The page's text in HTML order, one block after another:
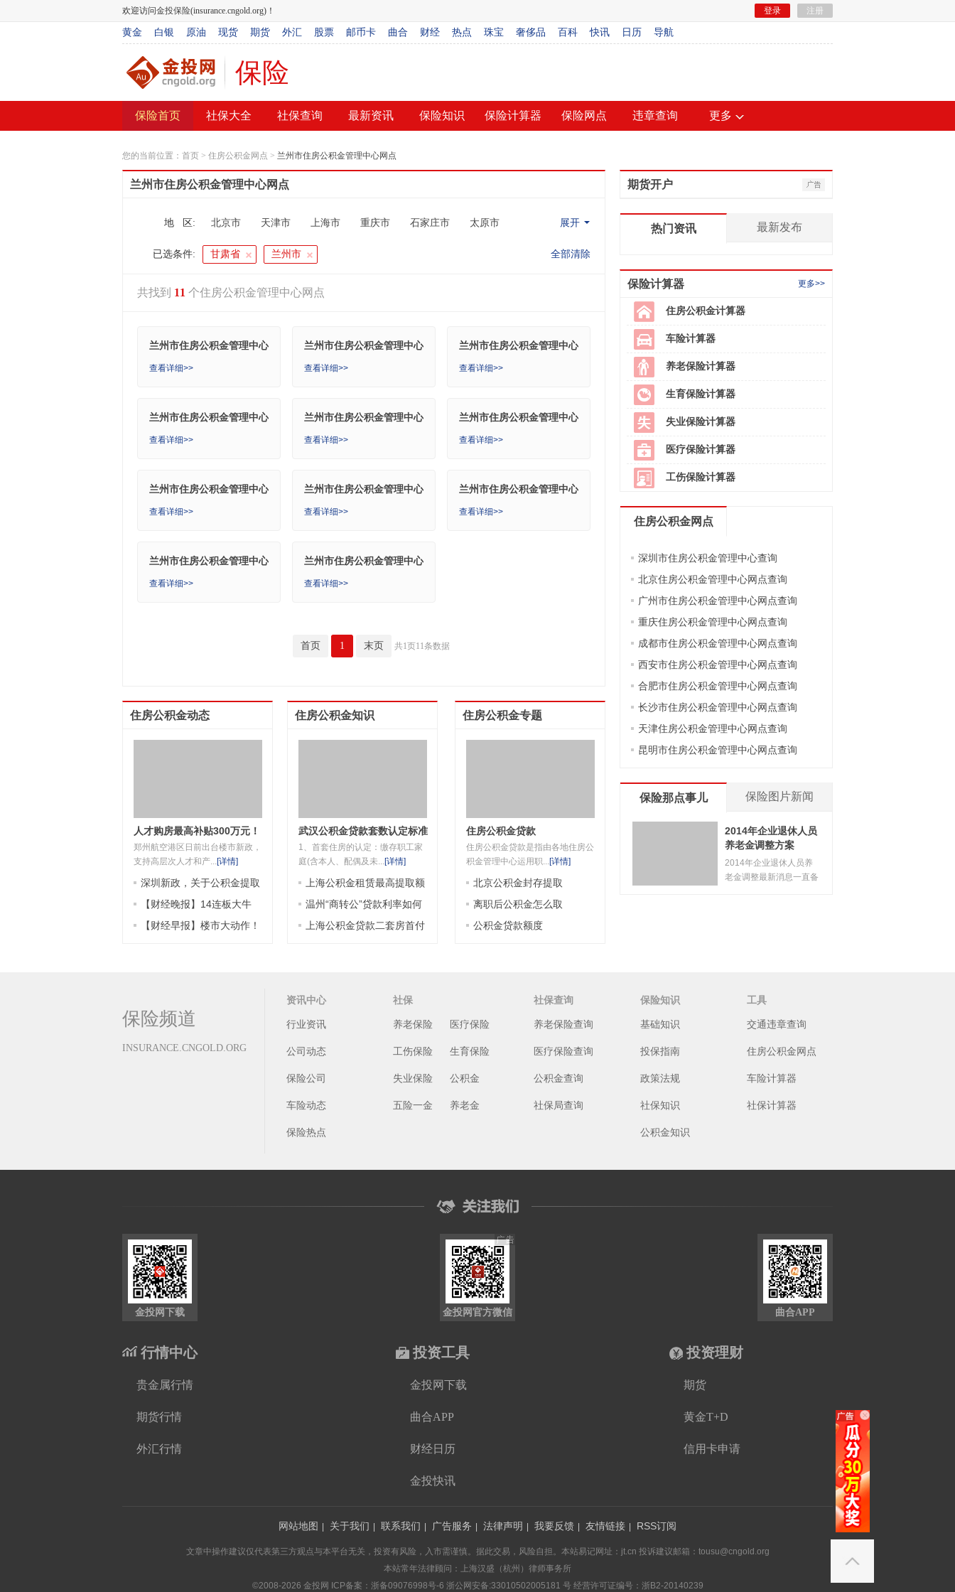
欢迎访问金投保险(insurance.cngold.org)！ 注册
登录
黄金 白银 原油 现货 期货 外汇 股票 邮币卡 曲合 财经 热点 珠宝 奢侈品 百科 快讯 日历 导航
保险
保险首页 社保大全 社保查询 最新资讯 保险知识 保险计算器 保险网点 违章查询 更多
您的当前位置： 首页 > 住房公积金网点 > 兰州市住房公积金管理中心网点
兰州市住房公积金管理中心网点
地 区: 展开
北京市 天津市 上海市 重庆市 石家庄市 太原市
呼和浩特市
已选条件: 甘肃省 兰州市 全部清除
共找到 11 个住房公积金管理中心网点
兰州市住房公积金管理中心
红古管理部
查看详细>>
兰州市住房公积金管理中心
榆中管理部
查看详细>>
兰州市住房公积金管理中心
皋兰管理部
查看详细>>
兰州市住房公积金管理中心
永登管理部
查看详细>>
兰州市住房公积金管理中心
铁路分中心武威管理部
查看详细>>
兰州市住房公积金管理中心
铁路分中心
查看详细>>
兰州市住房公积金管理中心
安宁管理部
查看详细>>
兰州市住房公积金管理中心
西固管理部
查看详细>>
兰州市住房公积金管理中心
七里河管理部
查看详细>>
兰州市住房公积金管理中心
城关管理部
查看详细>>
兰州市住房公积金管理中心
市直管理部
查看详细>>
首页 1 末页 共1页11条数据
住房公积金动态
人才购房最高补贴300万元！
这里出大招
郑州航空港区日前出台楼市新政，
支持高层次人才和产...[详情]
深圳新政，关于公积金提取
【财经晚报】14连板大牛
股，三季报亮相！事关公积
【财经早报】楼市大动作！
住房公积金知识
武汉公积金贷款套数认定标准
1、首套住房的认定：缴存职工家
庭(含本人、配偶及未...[详情]
上海公积金租赁最高提取额
度是多少
温州“商转公”贷款利率如何
认定
上海公积金贷款二套房首付
住房公积金专题
住房公积金贷款
住房公积金贷款是指由各地住房公
积金管理中心运用职...[详情]
北京公积金封存提取
离职后公积金怎么取
公积金贷款额度
期货开户
热门资讯 最新发布
保险计算器 更多>>
住房公积金计算器
车险计算器
养老保险计算器
生育保险计算器
失业保险计算器
医疗保险计算器
工伤保险计算器
住房公积金网点
深圳市住房公积金管理中心查询
北京住房公积金管理中心网点查询
广州市住房公积金管理中心网点查询
重庆住房公积金管理中心网点查询
成都市住房公积金管理中心网点查询
西安市住房公积金管理中心网点查询
合肥市住房公积金管理中心网点查询
长沙市住房公积金管理中心网点查询
天津住房公积金管理中心网点查询
昆明市住房公积金管理中心网点查询
保险那点事儿 保险图片新闻
2014年企业退休人员
养老金调整方案
2014年企业退休人员养
老金调整最新消息一直备
保险频道
INSURANCE.CNGOLD.ORG
资讯中心
行业资讯
公司动态
保险公司
车险动态
保险热点
社保
养老保险 医疗保险
工伤保险 生育保险
失业保险 公积金
五险一金 养老金
社保查询
养老保险查询
医疗保险查询
公积金查询
社保局查询
保险知识
基础知识
投保指南
政策法规
社保知识
公积金知识
工具
交通违章查询
住房公积金网点
车险计算器
社保计算器
金投网下载 金投网官方微信 曲合APP
行情中心
贵金属行情
期货行情
外汇行情
投资工具
金投网下载
曲合APP
财经日历
金投快讯
投资理财
期货
黄金T+D
信用卡申请
网站地图 关于我们 联系我们 广告服务 法律声明 我要反馈 友情链接 RSS订阅
文章中操作建议仅代表第三方观点与本平台无关，投资有风险，入市需谨慎。据此交易，风险自担。本站易记网址：jt.cn 投诉建议邮箱：tousu@cngold.org
本站常年法律顾问：上海汉盛（杭州）律师事务所
©2008-2026 金投网 ICP备案：浙备09076998号-6 浙公网安备:33010502005181 号经营许可证编号：浙B2-20140239